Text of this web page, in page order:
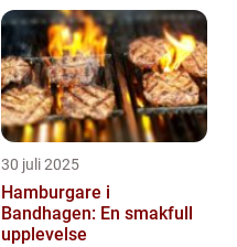
30 juli 2025
Hamburgare i
Bandhagen: En smakfull
upplevelse